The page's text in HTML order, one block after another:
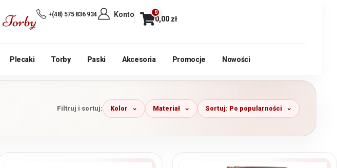
+(48) 575 836 934 Konto 0
0,00 zł
Plecaki Torby Paski Akcesoria Promocje Nowości
Filtruj i sortuj: Kolor Materiał Sortuj: Po popularności